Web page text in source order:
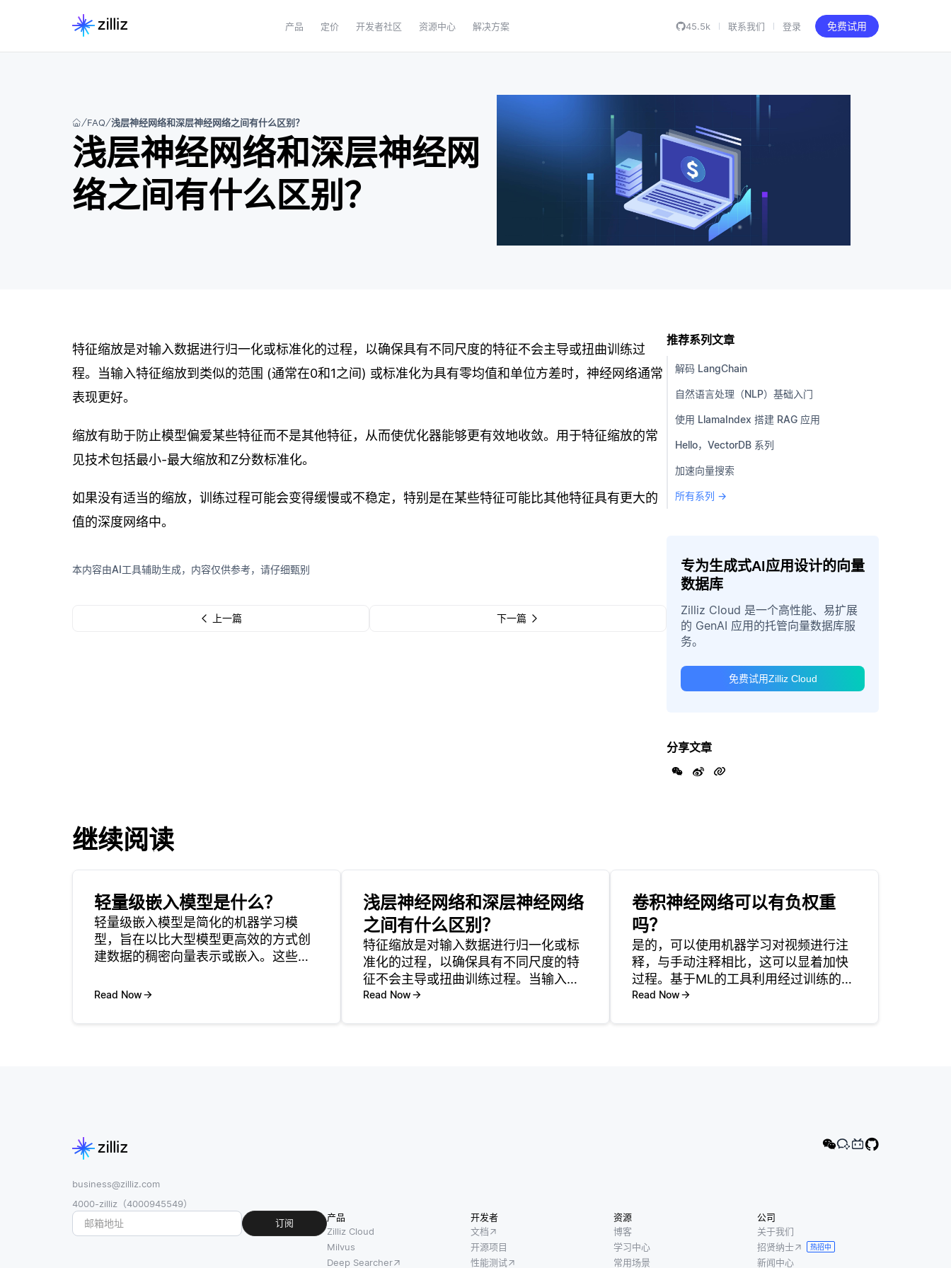
产品 定价 开发者社区 资源中心 解决方案 45.5k 联系我们 登录 免费试用
FAQ 浅层神经网络和深层神经网络之间有什么区别？
浅层神经网络和深层神经网
络之间有什么区别？
特征缩放是对输入数据进行归一化或标准化的过程，以确保具有不同尺度的特征不会主导或扭曲训练过
程。当输入特征缩放到类似的范围 (通常在0和1之间) 或标准化为具有零均值和单位方差时，神经网络通常
表现更好。
缩放有助于防止模型偏爱某些特征而不是其他特征，从而使优化器能够更有效地收敛。用于特征缩放的常
见技术包括最小-最大缩放和Z分数标准化。
如果没有适当的缩放，训练过程可能会变得缓慢或不稳定，特别是在某些特征可能比其他特征具有更大的
值的深度网络中。
本内容由AI工具辅助生成，内容仅供参考，请仔细甄别
上一篇 下一篇
推荐系列文章
解码 LangChain
自然语言处理（NLP）基础入门
使用 LlamaIndex 搭建 RAG 应用
Hello，VectorDB 系列
加速向量搜索
所有系列 →
专为生成式AI应用设计的向量
数据库
Zilliz Cloud 是一个高性能、易扩展
的 GenAI 应用的托管向量数据库服
务。
免费试用Zilliz Cloud
分享文章
继续阅读
轻量级嵌入模型是什么？
轻量级嵌入模型是简化的机器学习模
型，旨在以比大型模型更高效的方式创
建数据的稠密向量表示或嵌入。这些模
其适合于计算能力有限的环境，例如移
Read Now
浅层神经网络和深层神经网络
之间有什么区别？
特征缩放是对输入数据进行归一化或标
准化的过程，以确保具有不同尺度的特
征不会主导或扭曲训练过程。当输入特
征缩放到类似的范围 (通常在0和1之间)
Read Now
卷积神经网络可以有负权重
吗？
是的，可以使用机器学习对视频进行注
释，与手动注释相比，这可以显着加快
过程。基于ML的工具利用经过训练的模
型来自动识别和标记视频帧中的对象，
Read Now
business@zilliz.com
4000-zilliz（4000945549）
订阅
产品
Zilliz Cloud
Milvus
Deep Searcher
开发者
文档
开源项目
性能测试
资源
博客
学习中心
常用场景
公司
关于我们
招贤纳士
热招中
新闻中心